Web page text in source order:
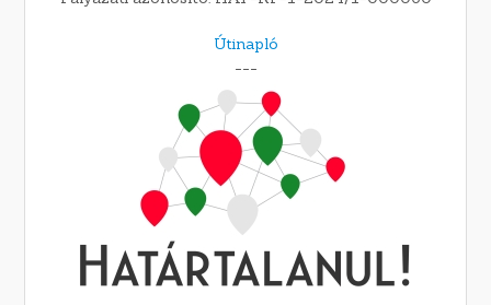
Útinapló
---